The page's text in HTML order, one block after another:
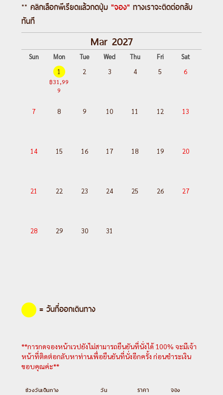
** คลิกเลือกพีเรียดแล้วกดปุ่ม "จอง" ทางเราจะติดต่อกลับ
ทันที
Mar 2027
Sun Mon Tue Wed Thu Fri
Sat
1
฿31,99
9
2 3 4 5 6
7 8 9 10 11 12 13
14 15 16 17 18 19 20
21 22 23 24 25 26 27
28 29 30 31
= วันที่ออกเดินทาง
**การกดจองหน้าเวปยังไม่สามารถยืนยันที่นั่งได้ 100% จะมีเจ้า
หน้าที่ติดต่อกลับหาท่านเพื่อยืนยันที่นั่งอีกครั้ง ก่อนชำระเงิน
ขอบคุณค่ะ**
ช่วงวันเดินทาง วัน ราคา จอง